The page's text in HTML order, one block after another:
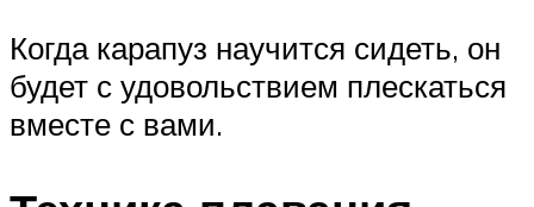
Когда карапуз научится сидеть, он
будет с удовольствием плескаться
вместе с вами.